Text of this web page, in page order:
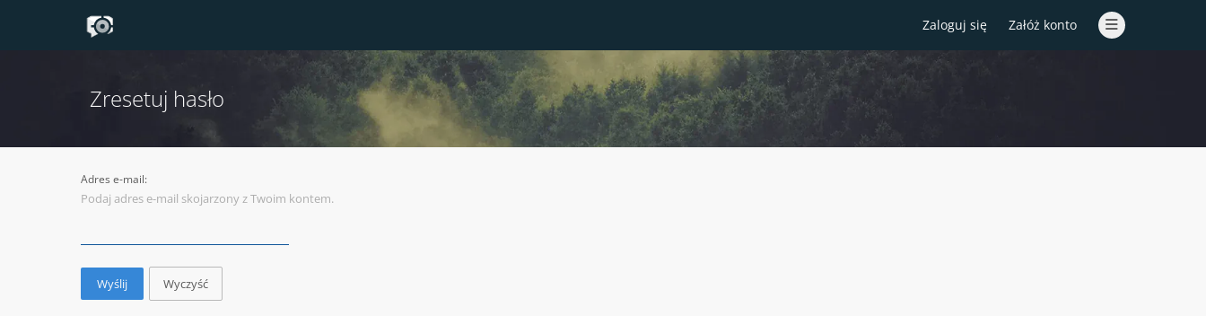
Zaloguj się Załóż konto
Zresetuj hasło
Adres e-mail:
Podaj adres e-mail skojarzony z Twoim kontem.